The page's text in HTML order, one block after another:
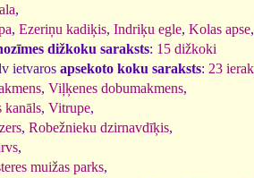
,
, Ezeriņu kadiķis, Indriķu egle, Kolas apse,
dižkoku saraksts: 15 dižkoki
ietvaros apsekoto koku saraksts: 23
, Viļķenes dobumakmens,
kanāls, Vitrupe,
, Robežnieku dzirnavdīķis,
,
muižas parks,